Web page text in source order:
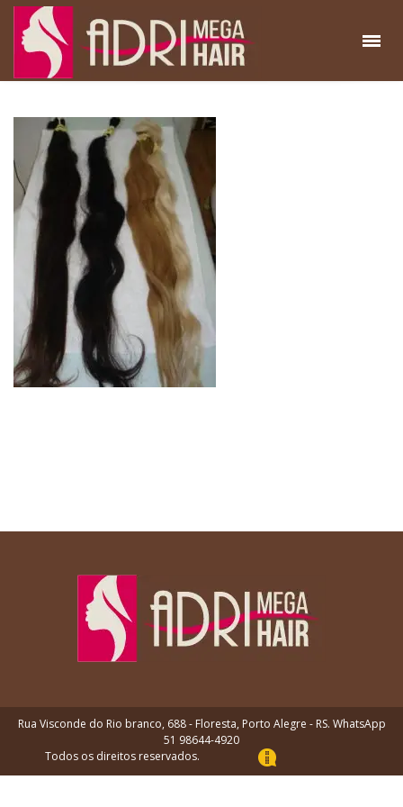
Rua Visconde do Rio branco, 688 - Floresta, Porto Alegre - RS. WhatsApp
51 98644-4920
Todos os direitos reservados.